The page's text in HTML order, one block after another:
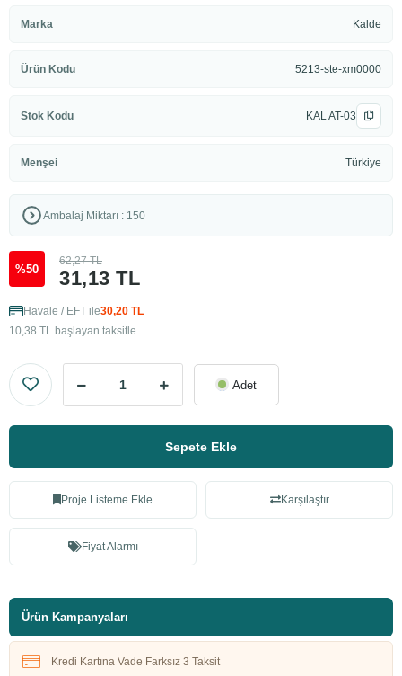
Marka Kalde
Ürün Kodu 5213-ste-xm0000
Stok Kodu KAL AT-03
Menşei Türkiye
Ambalaj Miktarı : 150
%50 31,13 TL
62,27 TL
Havale / EFT ile30,20 TL
10,38 TL başlayan taksitle
Adet
Sepete Ekle
Proje Listeme Ekle Karşılaştır
Fiyat Alarmı
Ürün Kampanyaları
Kredi Kartına Vade Farksız 3 Taksit